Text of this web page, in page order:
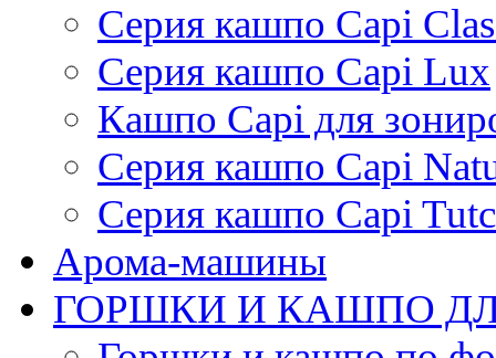
Серия кашпо Capi
Серия кашпо Capi Lux
Кашпо Capi для
Серия кашпо Capi
Серия кашпо Capi
Арома-машины
ГОРШКИ И КАШПО